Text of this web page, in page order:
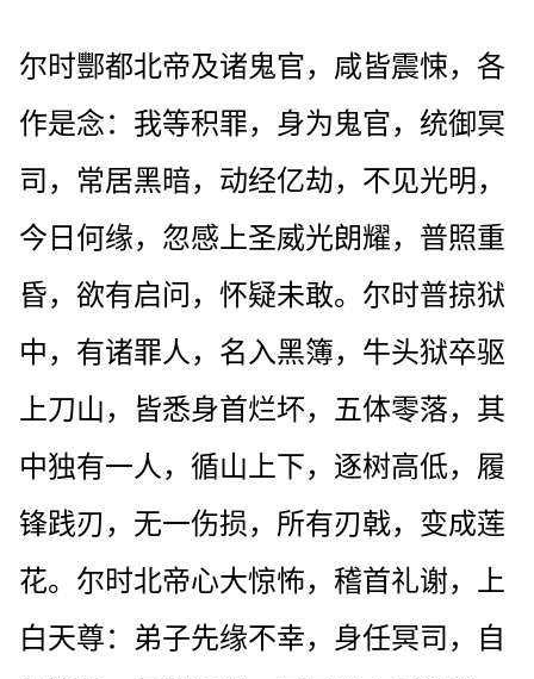
尔时酆都北帝及诸鬼官，咸皆震悚，各
作是念：我等积罪，身为鬼官，统御冥
司，常居黑暗，动经亿劫，不见光明，
今日何缘，忽感上圣威光朗耀，普照重
昏，欲有启问，怀疑未敢。尔时普掠狱
中，有诸罪人，名入黑簿，牛头狱卒驱
上刀山，皆悉身首烂坏，五体零落，其
中独有一人，循山上下，逐树高低，履
锋践刃，无一伤损，所有刃戟，变成莲
花。尔时北帝心大惊怖，稽首礼谢，上
白天尊：弟子先缘不幸，身任冥司，自